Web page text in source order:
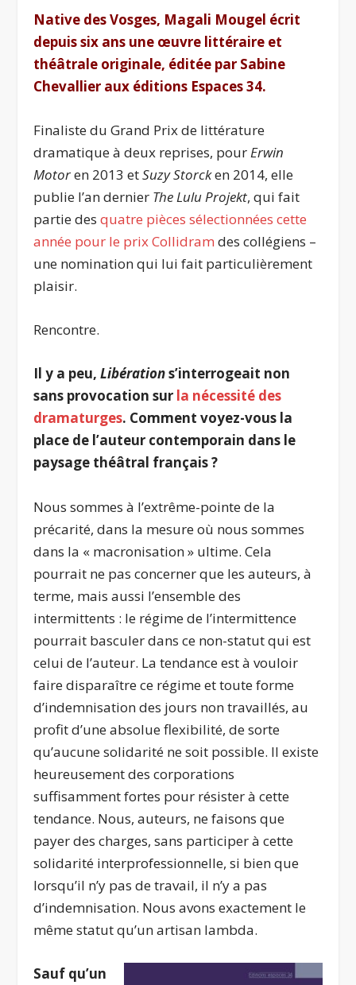
Native des Vosges, Magali Mougel écrit
depuis six ans une œuvre littéraire et
théâtrale originale, éditée par Sabine
Chevallier aux éditions Espaces 34.
Finaliste du Grand Prix de littérature
dramatique à deux reprises, pourErwin
Motoren 2013 etSuzy Storcken 2014, elle
publie l’an dernier The Lulu Projekt, qui fait
partie desquatre pièces sélectionnées cette
année pour le prix Collidram des collégiens –
une nomination qui lui fait particulièrement
plaisir.
Rencontre.
Il y a peu,Libérations’interrogeait non
sans provocation sur la nécessité des
dramaturges. Comment voyez-vous la
place de l’auteur contemporain dans le
paysage théâtral français ?
Nous sommes à l’extrême-pointe de la
précarité, dans la mesure où nous sommes
dans la « macronisation » ultime. Cela
pourrait ne pas concerner que les auteurs, à
terme, mais aussi l’ensemble des
intermittents : le régime de l’intermittence
pourrait basculer dans ce non-statut qui est
celui de l’auteur. La tendance est à vouloir
faire disparaître ce régime et toute forme
d’indemnisation des jours non travaillés, au
profit d’une absolue flexibilité, de sorte
qu’aucune solidarité ne soit possible. Il existe
heureusement des corporations
suffisamment fortes pour résister à cette
tendance. Nous, auteurs, ne faisons que
payer des charges, sans participer à cette
solidarité interprofessionnelle, si bien que
lorsqu’il n’y pas de travail, il n’y a pas
d’indemnisation. Nous avons exactement le
même statut qu’un artisan lambda.
Sauf qu’un